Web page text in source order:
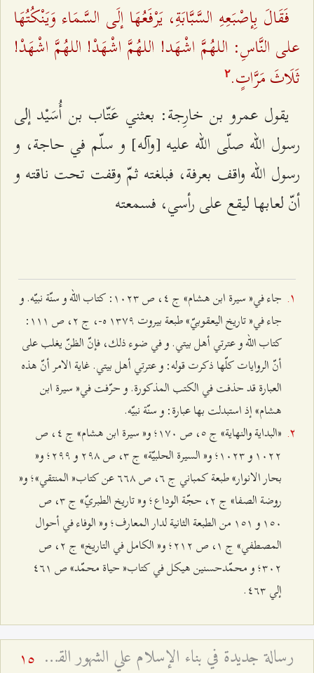
فَقَالَ بِإصْبَعِهِ السَّبَّابَةِ، يَرْفَعُهَا إلَى السَّمَاء وَيَنْكُتُهَا
على النَّاسِ: اللهُمَّ اشْهَد! اللهُمَّ اشْهَدْ! اللهُمَّ اشْهَدْ!
ثَلَاثَ مَرَّاتٍ.٢
يقول عمرو بن خارِجة: بعثني عَتّاب بن أُسَيْد إلى
رسول الله صلّى الله عليه [وآله‌] و سلّم في حاجة، و
رسول الله واقف بعرفة، فبلغته ثمّ وقفت تحت ناقته و
أنّ لعابها ليقع على رأسي، فسمعته‌
جاء في« سيرة ابن هشام» ج ٤، ص ۱۰٢٣: كتاب الله و سنّة نبيّه. و
جاء في« تاريخ اليعقوبيّ» طبعة بيروت ۱٣۷٩ ه-، ج ٢، ص ۱۱۱:
كتاب الله و عترتي أهل بيتي. و في ضوء ذلك، فإنّ الظنّ يغلب على
أنّ الروايات كلّها ذكرت قوله: و عترتي أهل بيتي. غاية الامر أنّ هذه
العبارة قد حذفت في الكتب المذكورة. و حرّفت في« سيرة ابن
هشام» إذ استبدلت بها عبارة: و سنّة نبيّه.
«البداية والنهاية» ج ٥، ص ۱۷۰؛ و« سيرة ابن هشام» ج ٤، ص
۱۰٢٢ و ۱۰٢٣؛ و« السيرة الحلبيّة» ج ٣، ص ٢٩۸ و ٢٩٩؛ و«
بحار الانوار» طبعة كمباني ج ٦، ص ٦٦۸ عن كتاب« المنتقي»؛ و«
روضة الصفا» ج ٢، حجّة الوداع؛ و« تاريخ الطبريّ» ج ٣، ص
۱٥۰ و ۱٥۱ من الطبعة الثانية لدار المعارف؛ و« الوفاء في أحوال
المصطفي» ج ۱، ص ٢۱٢؛ و« الكامل في التاريخ» ج ٢، ص
٣۰٢؛ و محمّدحسنين هيكل في كتاب« حياة محمّد» ص ٤٦۱
إلي ٤٦٣.
رسالة‌ جديدة‌ في‌ بناء الإسلام‌ علي الشهور القمرية - و تفسير آية: (إِنَّ عِدَّةَ الشُّهُورِ عِنْدَ اللَّهِ اثْنا عَشَرَ شَهْراً فِي كِتابِ اللَّهِ يَوْمَ خَلَقَ السَّماواتِ وَ الْأَرْضَ مِنْها أَرْبَعَةٌ حُرُمٌ ذلِكَ الدِّينُ الْقَيِّم‏) - بحث تفسيري روائي فقهي وتاريخي 15